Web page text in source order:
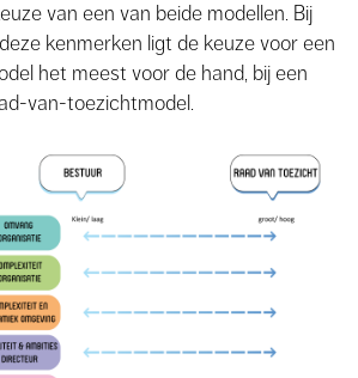
van een van beide modellen. Bij
kenmerken ligt de keuze voor een
het meest voor de hand, bij een
van-toezichtmodel.